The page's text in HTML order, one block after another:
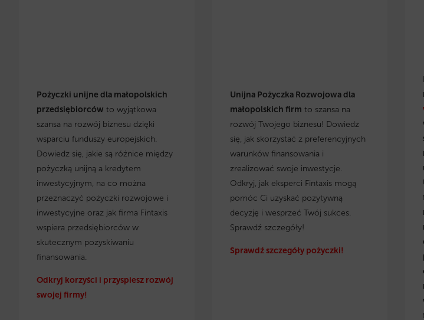
Pożyczki unijne dla małopolskich
przedsiębiorców to wyjątkowa
szansa na rozwój biznesu dzięki
wsparciu funduszy europejskich.
Dowiedz się, jakie są różnice między
pożyczką unijną a kredytem
inwestycyjnym, na co można
przeznaczyć pożyczki rozwojowe i
inwestycyjne oraz jak firma Fintaxis
wspiera przedsiębiorców w
skutecznym pozyskiwaniu
finansowania.
Odkryj korzyści i przyspiesz rozwój
swojej firmy!
Unijna Pożyczka Rozwojowa dla
małopolskich firm to szansa na
rozwój Twojego biznesu! Dowiedz
się, jak skorzystać z preferencyjnych
warunków finansowania i
zrealizować swoje inwestycje.
Odkryj, jak eksperci Fintaxis mogą
pomóc Ci uzyskać pozytywną
decyzję i wesprzeć Twój sukces.
Sprawdź szczegóły!
Sprawdź szczegóły pożyczki!